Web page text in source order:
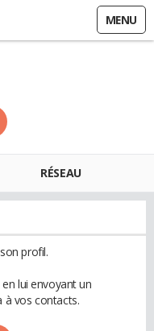
MENU
RÉSEAU
profil.
lui envoyant un
à vos contacts.